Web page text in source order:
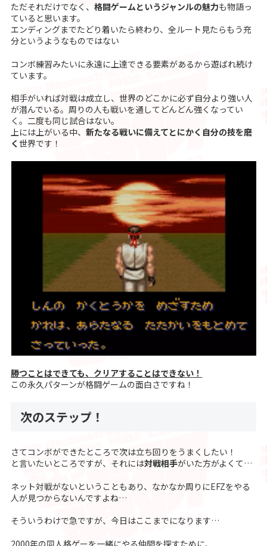
ただそれだけでなく、格闘ゲームというジャンルの魅力も物語っ
ていると思います。
エンディングまでたどり着いたら終わり、全ルート見たらもう充
分というようなものではない
コンボ練習みたいに永遠に上達できる要素があるから遊ばれ続け
ています。
相手がいれば対戦は成立し、世界のどこかに必ず自分より強い人
が潜んでいる。周りの人も戦いを通してどんどん強くなってい
く。二度も同じ試合はない。
上には上がいる中、新たなる戦いに備えてとにかく自分の技を磨
く世界です！
勝つことはできても、クリアすることはできない！
この永久パターンが格闘ゲームの面白さですね！
次のステップ！
さてコンボができたところで次は立ち回りをうまくしたい！
と言いたいところですが、それには対戦相手がいた方がよくて…
ネット対戦がないということもあり、なかなか周りにEFZをやる
人が見つからないんですよね…
そういうわけで急ですが、今日はここまでになります…
2000年の同人格ゲーを一緒にやる仲間を探すために、